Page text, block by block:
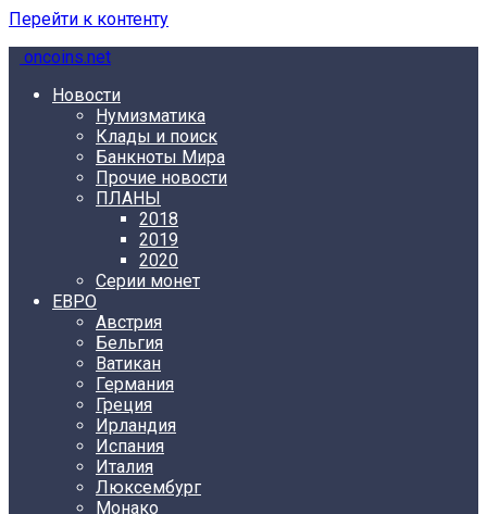
Перейти к контенту
oncoins.net
Новости
Нумизматика
Клады и поиск
Банкноты Мира
Прочие новости
ПЛАНЫ
2018
2019
2020
Серии монет
ЕВРО
Австрия
Бельгия
Ватикан
Германия
Греция
Ирландия
Испания
Италия
Люксембург
Монако